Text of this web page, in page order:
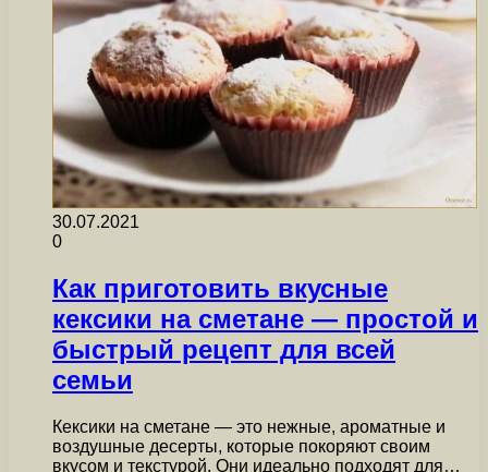
30.07.2021
0
Как приготовить вкусные
кексики на сметане — простой и
быстрый рецепт для всей
семьи
Кексики на сметане — это нежные, ароматные и
воздушные десерты, которые покоряют своим
вкусом и текстурой. Они идеально подходят для…